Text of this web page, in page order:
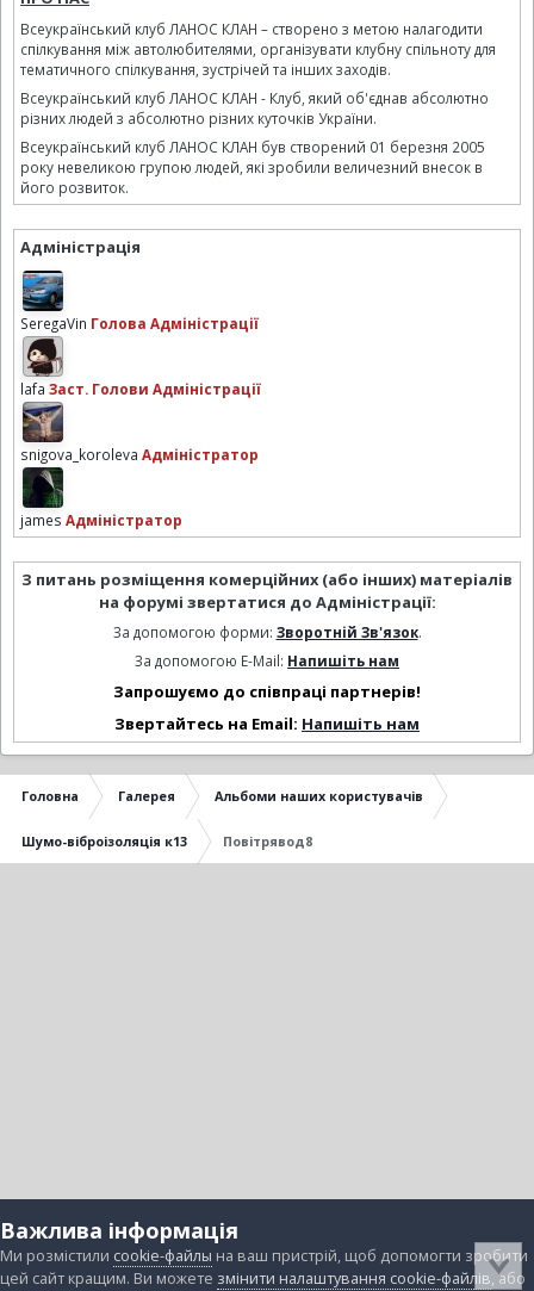
Всеукраїнський клуб ЛАНОС КЛАН – створено з метою налагодити
спілкування між автолюбителями, організувати клубну спільноту для
тематичного спілкування, зустрічей та інших заходів.
Всеукраїнський клуб ЛАНОС КЛАН - Клуб, який об'єднав абсолютно
різних людей з абсолютно різних куточків України.
Всеукраїнський клуб ЛАНОС КЛАН був створений 01 березня 2005
року невеликою групою людей, які зробили величезний внесок в
його розвиток.
Адміністрація
SeregaVin Голова Адміністрації
lafa Заст. Голови Адміністрації
snigova_koroleva Адміністратор
james Адміністратор
З питань розміщення комерційних (або інших) матеріалів
на форумі звертатися до Адміністрації:
За допомогою форми: Зворотній Зв'язок.
За допомогою E-Mail: Напишіть нам
Запрошуємо до співпраці партнерів!
Звертайтесь на Email: Напишіть нам
Головна Галерея Альбоми наших користувачів
Шумо-віброізоляція к13 Повітрявод8
Важлива інформація
Ми розмістили cookie-файлы на ваш пристрій, щоб допомогти зробити
цей сайт кращим. Ви можете змінити налаштування cookie-файлів, або